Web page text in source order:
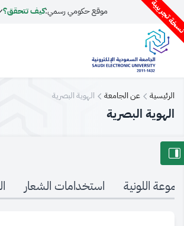
تجريبية موقع حكومي رسمي:كيف تتحقق؟
الرئيسية عن الجامعة الهوية البصرية
الهوية البصرية
اللونية استخدامات الشعار